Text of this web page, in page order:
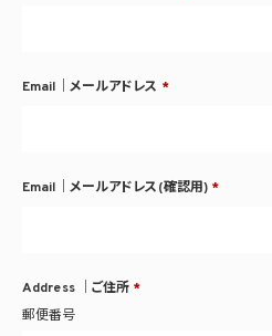
Email｜メールアドレス *
Email｜メールアドレス(確認用) *
Address ｜ご住所 *
郵便番号